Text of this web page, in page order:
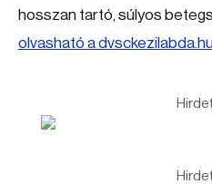
hosszan tartó, súlyos
olvasható a